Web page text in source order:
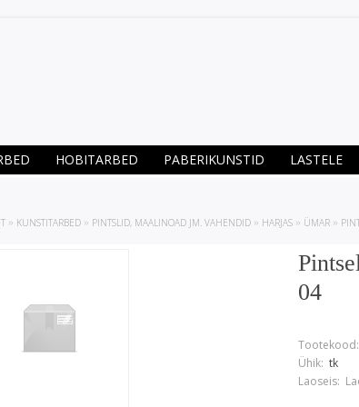
HOBITARBED PABERIKUNSTID LASTELE
» KUNSTITARBED » PINTSLID, MAALINOAD JM. VAHENDID » HARJAS » ÜMAR »
04
Tootekood:
Ühik: tk
Laoseis: